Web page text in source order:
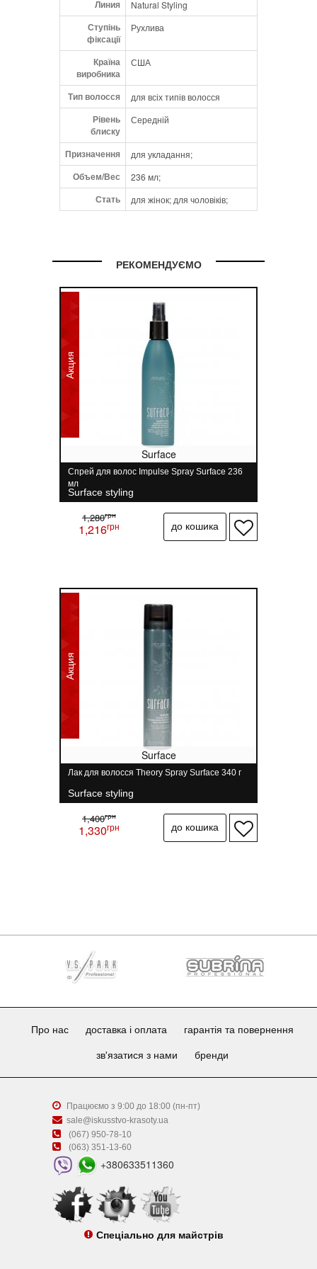
Retinyl Palmitate (Vitamin A), Ascorbic Acid
(Vitamin C), Lauryldimonium Hydroxypropyl
Hydrolyzed Soy Protein, Magnesium
Carbonate, Guar Hydroxypropyltrimonium
Chloride, Cetrimonium Chloride, Fragrance
(Parfum) , Chlorhexidine Dihydrochloride,
Polyquaternium-11, Ceramide NP,
Phenoxyethanol, Caprylyl Glycol, Sorbic
Acid, Behentrimonium Chloride, Cetyl
Alcohol, Dimethicone, Isostearyl Alcohol,
Hydrolyzed Amaranth Protein, Hydrolyzed
Soy Protein, Hydrolyzed Vegetable Protein
PG-Propyl Silanetriol, Tourmaline, Water/Eau
Линия Natural Styling
Ступінь
фіксації
Рухлива
Країна
виробника
США
Тип волосся для всіх типів волосся
Рівень
блиску
Середній
Призначення для укладання;
Объем/Вес 236 мл;
Стать для жінок; для чоловіків;
РЕКОМЕНДУЄМО
Акция
Surface
Спрей для волос Impulse Spray Surface 236
мл
Surface styling
1,280грн
1,216грн
Акция
Surface
Лак для волосся Theory Spray Surface 340 г
Surface styling
1,400грн
1,330грн
Про нас доставка і оплата гарантія та повернення
зв'язатися з нами бренди
Працюємо з 9:00 до 18:00 (пн-пт)
sale@iskusstvo-krasoty.ua
(067) 950-78-10
(063) 351-13-60
+380633511360
Спеціально для майстрів